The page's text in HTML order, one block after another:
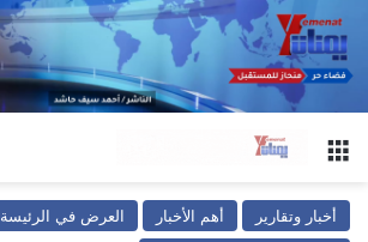
القائمة
أخبار وتقارير أهم الأخبار
العرض في الرئيسة